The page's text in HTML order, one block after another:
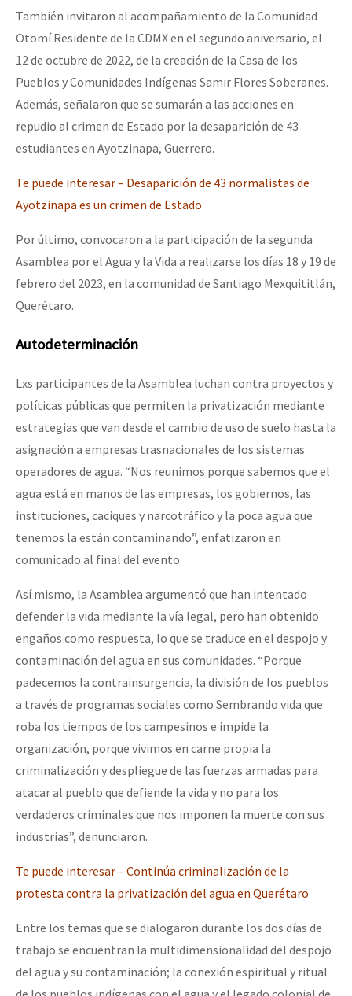
También invitaron al acompañamiento de la Comunidad
Otomí Residente de la CDMX en el segundo aniversario, el
12 de octubre de 2022, de la creación de la Casa de los
Pueblos y Comunidades Indígenas Samir Flores Soberanes.
Además, señalaron que se sumarán a las acciones en
repudio al crimen de Estado por la desaparición de 43
estudiantes en Ayotzinapa, Guerrero.
Te puede interesar – Desaparición de 43 normalistas de
Ayotzinapa es un crimen de Estado
Por último, convocaron a la participación de la segunda
Asamblea por el Agua y la Vida a realizarse los días 18 y 19 de
febrero del 2023, en la comunidad de Santiago Mexquititlán,
Querétaro.
Autodeterminación
Lxs participantes de la Asamblea luchan contra proyectos y
políticas públicas que permiten la privatización mediante
estrategias que van desde el cambio de uso de suelo hasta la
asignación a empresas trasnacionales de los sistemas
operadores de agua. “Nos reunimos porque sabemos que el
agua está en manos de las empresas, los gobiernos, las
instituciones, caciques y narcotráfico y la poca agua que
tenemos la están contaminando”, enfatizaron en
comunicado al final del evento.
Así mismo, la Asamblea argumentó que han intentado
defender la vida mediante la vía legal, pero han obtenido
engaños como respuesta, lo que se traduce en el despojo y
contaminación del agua en sus comunidades. “Porque
padecemos la contrainsurgencia, la división de los pueblos
a través de programas sociales como Sembrando vida que
roba los tiempos de los campesinos e impide la
organización, porque vivimos en carne propia la
criminalización y despliegue de las fuerzas armadas para
atacar al pueblo que defiende la vida y no para los
verdaderos criminales que nos imponen la muerte con sus
industrias”, denunciaron.
Te puede interesar – Continúa criminalización de la
protesta contra la privatización del agua en Querétaro
Entre los temas que se dialogaron durante los dos días de
trabajo se encuentran la multidimensionalidad del despojo
del agua y su contaminación; la conexión espiritual y ritual